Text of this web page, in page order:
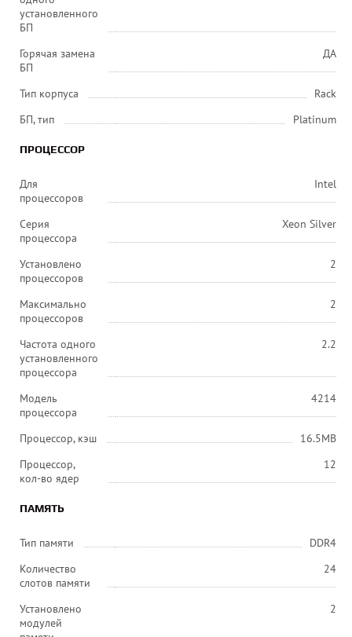
установленного
БП
Горячая замена
БП
ДА
Тип корпуса
Rack
БП, тип
Platinum
ПРОЦЕССОР
Для
процессоров
Intel
Серия
процессора
Xeon Silver
Установлено
процессоров
2
Максимально
процессоров
2
Частота одного
установленного
процессора
2.2
Модель
процессора
4214
Процессор, кэш
16.5MB
Процессор,
кол-во ядер
12
ПАМЯТЬ
Тип памяти
DDR4
Количество
слотов памяти
24
Установлено
модулей
2